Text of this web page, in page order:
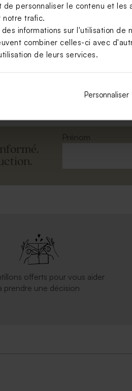
personnaliser le contenu et
notre trafic.
informations sur l'utilisation
combiner celles-ci avec
de leurs services.
Personnaliser
le roi des animaux
naissance montgolfière
Boîte
Prénom
offerts pour vous aider
prendre une décision